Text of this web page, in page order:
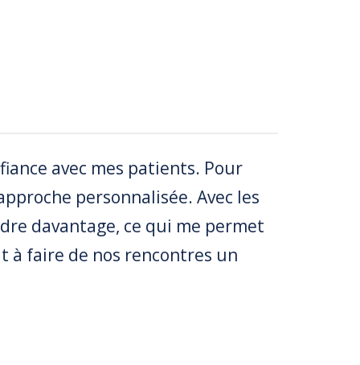
avec mes patients. Pour
personnalisée. Avec les
davantage, ce qui me permet
à faire de nos rencontres un